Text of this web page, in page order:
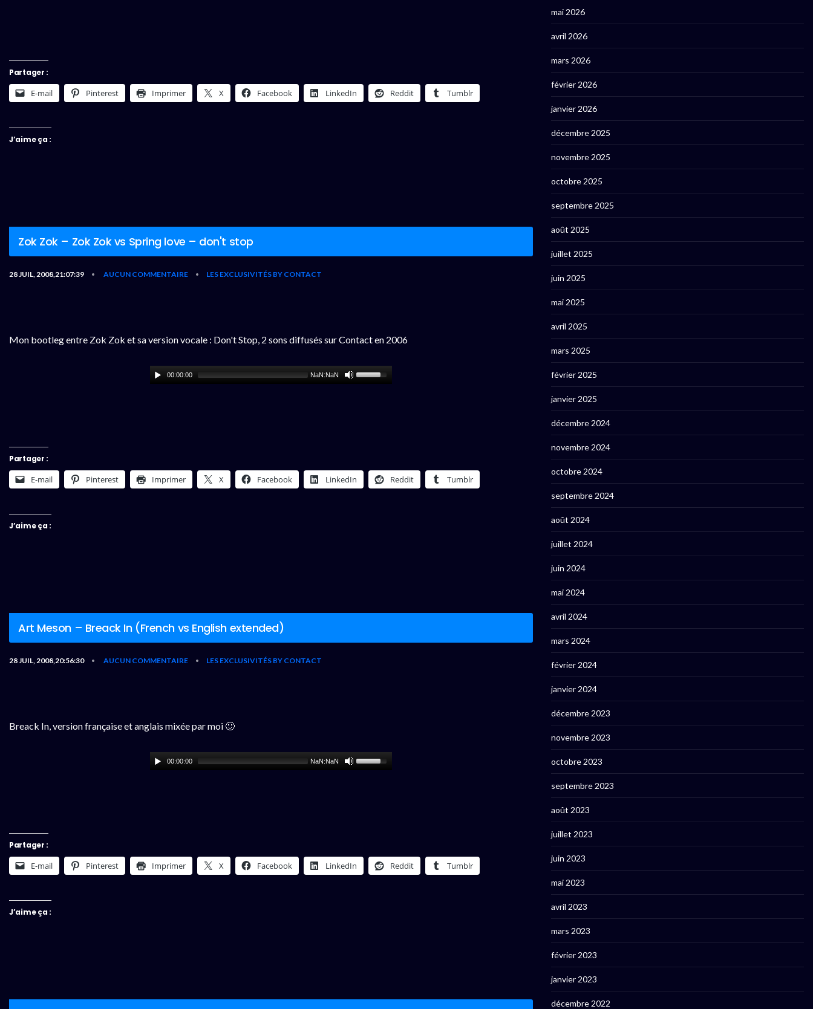
Partager :
E-mail Pinterest Imprimer X Facebook LinkedIn Reddit Tumblr
J’aime ça :
Zok Zok – Zok Zok vs Spring love – don't stop
28 JUIL, 2008,21:07:39 • AUCUN COMMENTAIRE • LES EXCLUSIVITÉS BY CONTACT
Mon bootleg entre Zok Zok et sa version vocale : Don't Stop, 2 sons diffusés sur Contact en 2006
00:00:00 NaN:NaN
Partager :
E-mail Pinterest Imprimer X Facebook LinkedIn Reddit Tumblr
J’aime ça :
Art Meson – Breack In (French vs English extended)
28 JUIL, 2008,20:56:30 • AUCUN COMMENTAIRE • LES EXCLUSIVITÉS BY CONTACT
Breack In, version française et anglais mixée par moi 🙂
00:00:00 NaN:NaN
Partager :
E-mail Pinterest Imprimer X Facebook LinkedIn Reddit Tumblr
J’aime ça :
mai 2026
avril 2026
mars 2026
février 2026
janvier 2026
décembre 2025
novembre 2025
octobre 2025
septembre 2025
août 2025
juillet 2025
juin 2025
mai 2025
avril 2025
mars 2025
février 2025
janvier 2025
décembre 2024
novembre 2024
octobre 2024
septembre 2024
août 2024
juillet 2024
juin 2024
mai 2024
avril 2024
mars 2024
février 2024
janvier 2024
décembre 2023
novembre 2023
octobre 2023
septembre 2023
août 2023
juillet 2023
juin 2023
mai 2023
avril 2023
mars 2023
février 2023
janvier 2023
décembre 2022